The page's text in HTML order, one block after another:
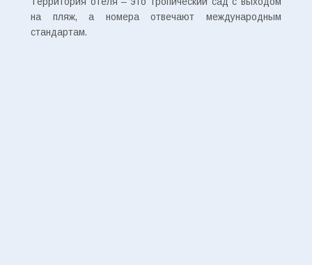
на пляж, а номера отвечают международным
стандартам.